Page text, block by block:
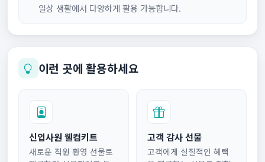
일상 생활에서 다양하게 활용 가능합니다.
이런 곳에 활용하세요
신입사원 웰컴키트
새로운 직원 환영 선물로
고객 감사 선물
고객에게 실질적인 혜택